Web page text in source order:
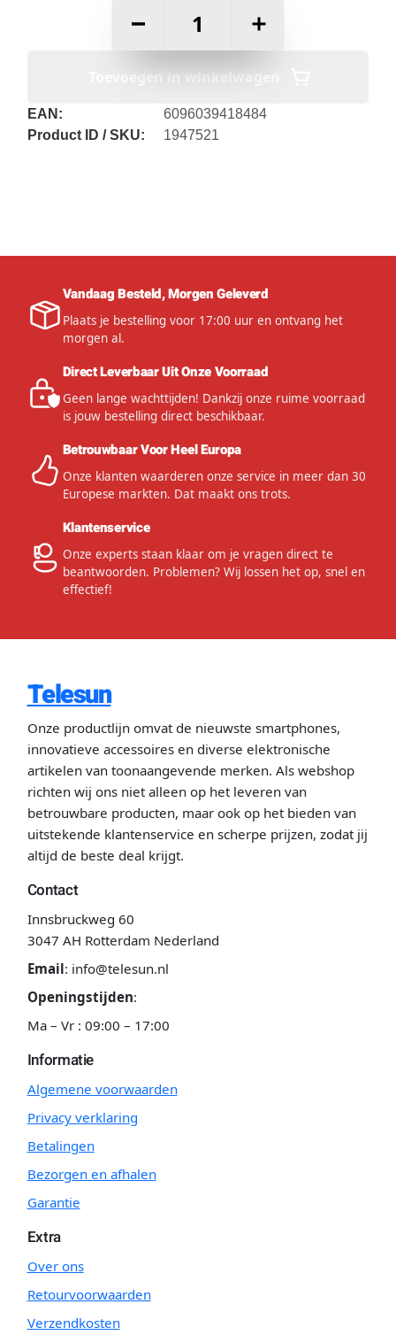
+
Toevoegen in winkelwagen
EAN:
6096039418484
Product ID / SKU:
1947521
Vandaag Besteld, Morgen Geleverd
Plaats je bestelling voor 17:00 uur en ontvang het
morgen al.
Direct Leverbaar Uit Onze Voorraad
Geen lange wachttijden! Dankzij onze ruime voorraad
is jouw bestelling direct beschikbaar.
Betrouwbaar Voor Heel Europa
Onze klanten waarderen onze service in meer dan 30
Europese markten. Dat maakt ons trots.
Klantenservice
Onze experts staan klaar om je vragen direct te
beantwoorden. Problemen? Wij lossen het op, snel en
effectief!
Telesun
Onze productlijn omvat de nieuwste smartphones,
innovatieve accessoires en diverse elektronische
artikelen van toonaangevende merken. Als webshop
richten wij ons niet alleen op het leveren van
betrouwbare producten, maar ook op het bieden van
uitstekende klantenservice en scherpe prijzen, zodat jij
altijd de beste deal krijgt.
Contact
Innsbruckweg 60
3047 AH Rotterdam Nederland
Email: info@telesun.nl
Openingstijden:
Ma – Vr : 09:00 – 17:00
Informatie
Algemene voorwaarden
Privacy verklaring
Betalingen
Bezorgen en afhalen
Garantie
Extra
Over ons
Retourvoorwaarden
Verzendkosten